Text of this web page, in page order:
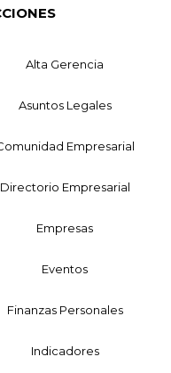
Alta Gerencia
Asuntos Legales
Empresarial
Directorio Empresarial
Empresas
Eventos
Finanzas Personales
Indicadores